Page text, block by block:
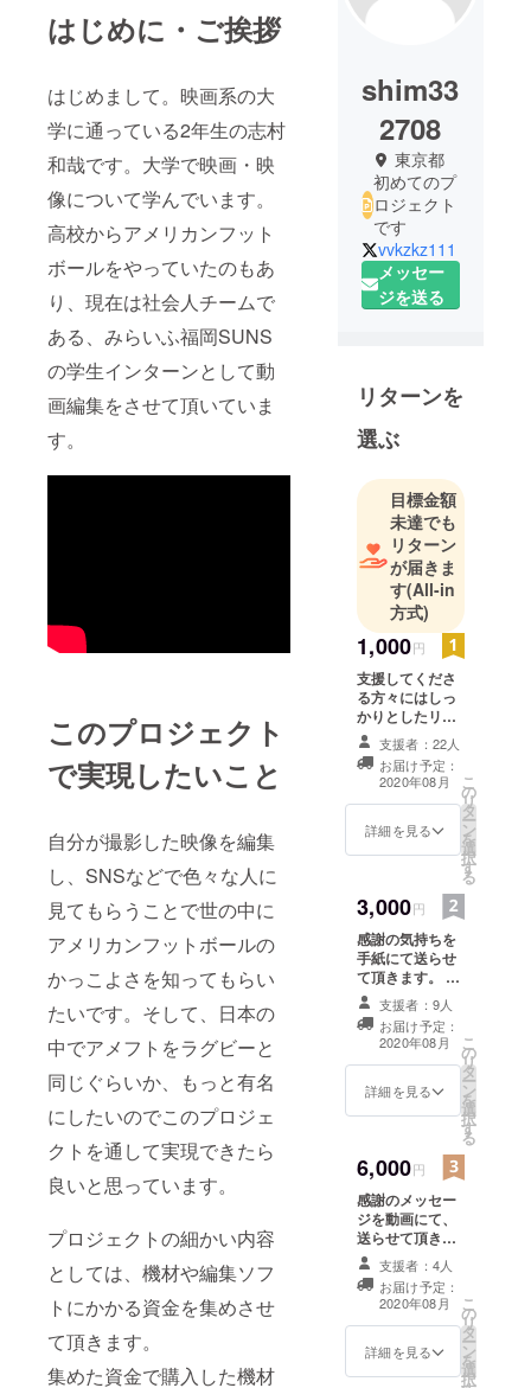
はじめに・ご挨拶
はじめまして。映画系の大
学に通っている2年生の志村
和哉です。大学で映画・映
像について学んでいます。
高校からアメリカンフット
ボールをやっていたのもあ
り、現在は社会人チームで
ある、みらいふ福岡SUNS
の学生インターンとして動
画編集をさせて頂いていま
す。
このプロジェクト
で実現したいこと
自分が撮影した映像を編集
し、SNSなどで色々な人に
見てもらうことで世の中に
アメリカンフットボールの
かっこよさを知ってもらい
たいです。そして、日本の
中でアメフトをラグビーと
同じぐらいか、もっと有名
にしたいのでこのプロジェ
クトを通して実現できたら
良いと思っています。
プロジェクトの細かい内容
としては、機材や編集ソフ
トにかかる資金を集めさせ
て頂きます。
集めた資金で購入した機材
shim33
2708
東京都
初めてのプ
ロジェクト
です
vvkzkz111
メッセー
ジを送る
リターンを
選ぶ
目標金額
未達でも
リターン
が届きま
す(All-in
方式)
1,000円
支援してくださ
る方々にはしっ
かりとしたリ
ターンはできま
せんが、 感謝の
気持ちをメール
にて、出来る限
り伝えさせてく
ださい‼︎ ご支援
支援者：22人
お届け予定：
2020年08月
詳細を見る
こ
の
リ
タ
ー
ン
を
選
択
す
る
3,000円
感謝の気持ちを
手紙にて送らせ
て頂きます。 手
書きでしっかり
と感謝の気持ち
を伝えさせてく
ださい。 ご支援
よろしくお願い
致します。
支援者：9人
お届け予定：
2020年08月
詳細を見る
こ
の
リ
タ
ー
ン
を
選
択
す
る
6,000円
感謝のメッセー
ジを動画にて、
送らせて頂きま
す。 動画内にな
りますが精一杯
気持ちを伝えま
すので、よろし
くお願いしま
す。 ご支援よろ
支援者：4人
お届け予定：
2020年08月
詳細を見る
こ
の
リ
タ
ー
ン
を
選
択